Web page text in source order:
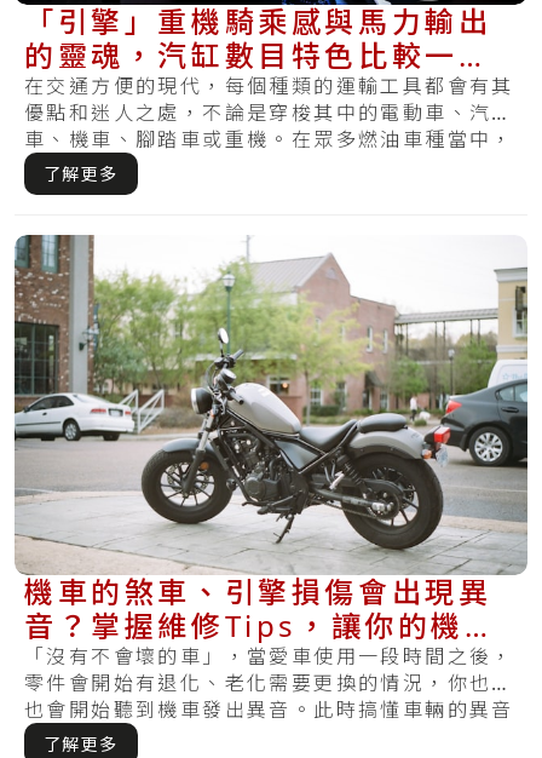
「引擎」重機騎乘感與馬力輸出
的靈魂，汽缸數目特色比較一次
整理
在交通方便的現代，每個種類的運輸工具都會有其
優點和迷人之處，不論是穿梭其中的電動車、汽
車、機車、腳踏車或重機。在眾多燃油車種當中，
超跑的.....
了解更多
機車的煞車、引擎損傷會出現異
音？掌握維修Tips，讓你的機車
不再發出怪聲
「沒有不會壞的車」，當愛車使用一段時間之後，
零件會開始有退化、老化需要更換的情況，你也許
也會開始聽到機車發出異音。此時搞懂車輛的異音
就很.....
了解更多